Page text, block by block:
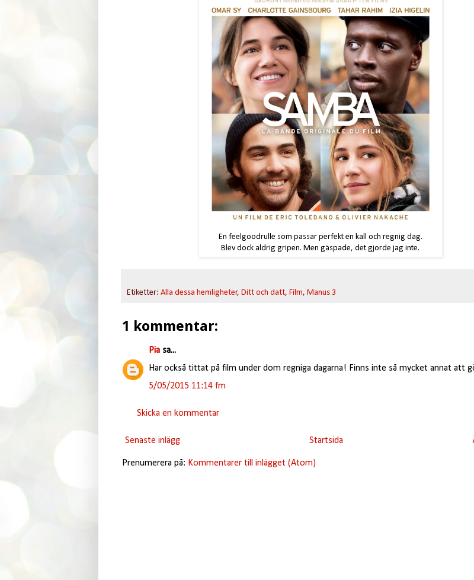
En feelgoodrulle som passar perfekt en kall och regnig dag.
Blev dock aldrig gripen. Men gäspade, det gjorde jag inte.
Etiketter: Alla dessa hemligheter, Ditt och datt, Film, Manus 3
1 kommentar:
Piasa...
Har också tittat på film under dom regniga dagarna! Finns inte så mycket annat att
5/05/2015 11:14 fm
Skicka en kommentar
Senaste inlägg Startsida
Prenumerera på: Kommentarer till inlägget (Atom)